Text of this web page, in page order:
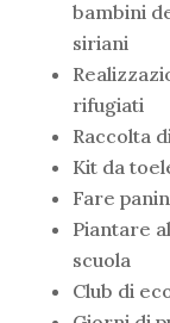
bambini
siriani
rifugiati
Raccolta
Kit da
Fare
Piantare
scuola
Club di